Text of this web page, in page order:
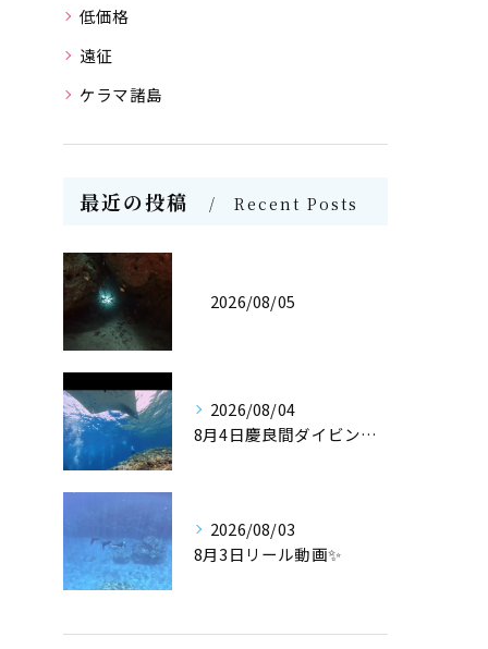
低価格
遠征
ケラマ諸島
最近の投稿 Recent Posts
2026/08/05
2026/08/04
8月4日慶良間ダイビング🤿
2026/08/03
8月3日リール動画✨